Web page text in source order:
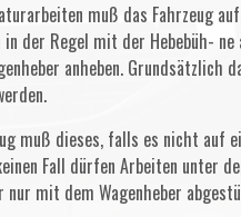
muß das Fahrzeug
der Regel mit der Hebebüh- ne
anheben. Grundsätzlich
muß dieses, falls es nicht auf
Fall dürfen Arbeiten unter
mit dem Wagenheber